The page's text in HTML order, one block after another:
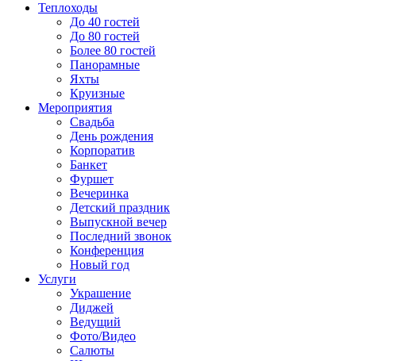
Теплоходы
До 40 гостей
До 80 гостей
Более 80 гостей
Панорамные
Яхты
Круизные
Мероприятия
Свадьба
День рождения
Корпоратив
Банкет
Фуршет
Вечеринка
Детский праздник
Выпускной вечер
Последний звонок
Конференция
Новый год
Услуги
Украшение
Диджей
Ведущий
Фото/Видео
Салюты